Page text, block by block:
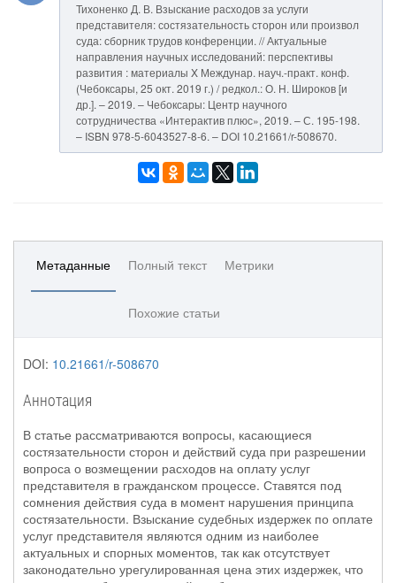
Тихоненко Д. В. Взыскание расходов за услуги
представителя: состязательность сторон или произвол
суда: сборник трудов конференции. // Актуальные
направления научных исследований: перспективы
развития : материалы X Междунар. науч.-практ. конф.
(Чебоксары, 25 окт. 2019 г.) / редкол.: О. Н. Широков [и
др.]. – 2019. – Чебоксары: Центр научного
сотрудничества «Интерактив плюс», 2019. – С. 195-198.
– ISBN 978-5-6043527-8-6. – DOI 10.21661/r-508670.
Метаданные Полный текст Метрики
Похожие статьи
DOI: 10.21661/r-508670
Аннотация
В статье рассматриваются вопросы, касающиеся
состязательности сторон и действий суда при разрешении
вопроса о возмещении расходов на оплату услуг
представителя в гражданском процессе. Ставятся под
сомнения действия суда в момент нарушения принципа
состязательности. Взыскание судебных издержек по оплате
услуг представителя являются одним из наиболее
актуальных и спорных моментов, так как отсутствует
законодательно урегулированная цена этих издержек, что